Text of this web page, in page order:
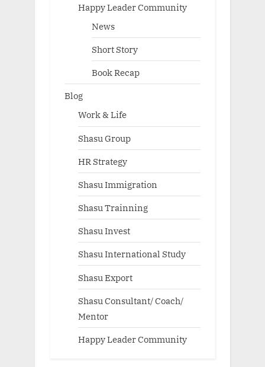
Happy Leader Community
News
Short Story
Book Recap
Blog
Work & Life
Shasu Group
HR Strategy
Shasu Immigration
Shasu Trainning
Shasu Invest
Shasu International Study
Shasu Export
Shasu Consultant/ Coach/
Mentor
Happy Leader Community